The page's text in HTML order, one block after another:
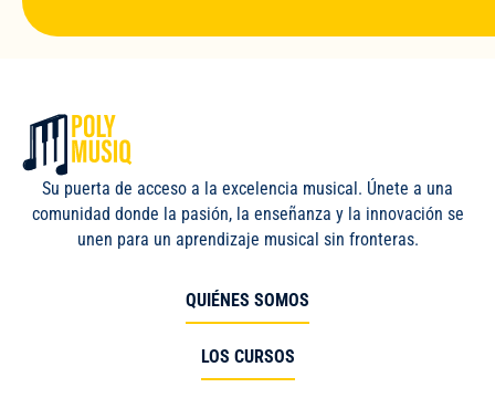
Su puerta de acceso a la excelencia musical. Únete a una
comunidad donde la pasión, la enseñanza y la innovación se
unen para un aprendizaje musical sin fronteras.
QUIÉNES SOMOS
LOS CURSOS